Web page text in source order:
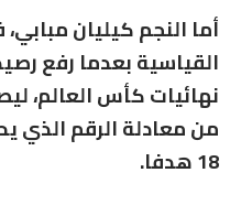
أما النجم كيليان
نهائيات كأس العالم،
من معادلة الرقم الذي
18 هدفا.